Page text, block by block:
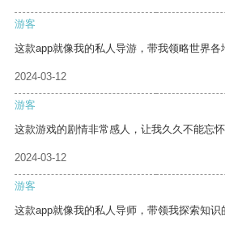
游客
这款app就像我的私人导游，带我领略世界各
2024-03-12
游客
这款游戏的剧情非常感人，让我久久不能忘怀
2024-03-12
游客
这款app就像我的私人导师，带领我探索知识